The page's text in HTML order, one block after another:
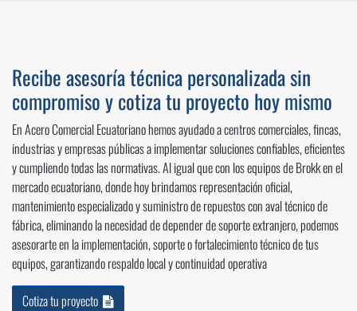
Recibe asesoría técnica personalizada sin
compromiso y cotiza tu proyecto hoy mismo
En Acero Comercial Ecuatoriano hemos ayudado a centros comerciales, fincas,
industrias y empresas públicas a implementar soluciones confiables, eficientes
y cumpliendo todas las normativas. Al igual que con los equipos de Brokk en el
mercado ecuatoriano, donde hoy brindamos representación oficial,
mantenimiento especializado y suministro de repuestos con aval técnico de
fábrica, eliminando la necesidad de depender de soporte extranjero, podemos
asesorarte en la implementación, soporte o fortalecimiento técnico de tus
equipos, garantizando respaldo local y continuidad operativa
Cotiza tu proyecto